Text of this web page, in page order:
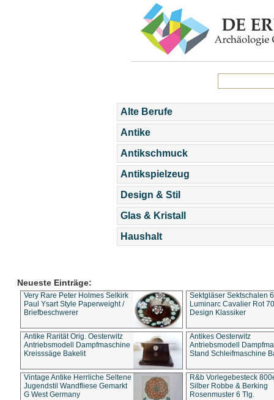
Alte Berufe
Antike
Antikschmuck
Antikspielzeug
Design & Stil
Glas & Kristall
Haushalt
Neueste Einträge:
Very Rare Peter Holmes Selkirk
Paul Ysart Style Paperweight /
Briefbeschwerer
Sektgläser Sektschalen
Luminarc Cavalier Rot
Design Klassiker
Antike Rarität Orig. Oesterwitz
Antriebsmodell Dampfmaschine
Kreisssäge Bakelit
Antikes Oesterwitz
Antriebsmodell
Stand Schleifmaschine
Vintage Antike Herrliche Seltene
Jugendstil Wandfliese Gemarkt
G West Germany
R&b Vorlegebesteck
Silber Robbe & Berking
Rosenmuster 6 Tlg.